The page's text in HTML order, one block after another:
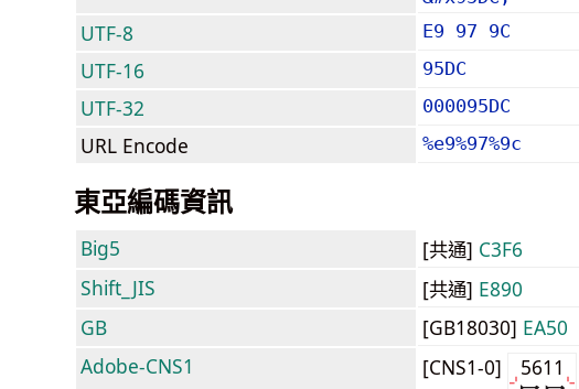
UTF-8 E9 97 9C
UTF-16 95DC
UTF-32 000095DC
URL Encode %e9%97%9c
東亞編碼資訊
Big5 [共通] C3F6
Shift_JIS
[共通] E890
GB
[GB18030] EA50
Adobe-CNS1
[CNS1-0] 5611